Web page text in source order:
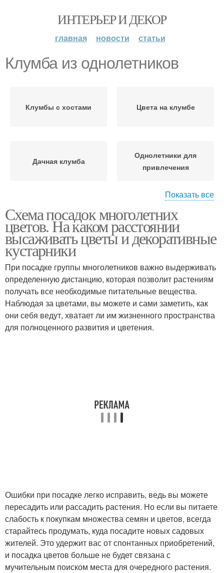
ИНТЕРЬЕР И ДЕКОР
главная новости статьи
Клумба из однолетников
Клумбы с хостами Цвета на клумбе
Дачная клумба
Однолетники для
привлечения
Цвета для клумбы
цветов
Цвета для высокой
клумбы
Клумба из
многолетников
Клумбы из
многолетников
Многолетний клумба
Показать все
Схема посадок многолетних
цветов. На каком расстоянии
высаживать цветы и декоративные
кустарники
При посадке группы многолетников важно выдерживать
определенную дистанцию, которая позволит растениям
получать все необходимые питательные вещества.
Наблюдая за цветами, вы можете и сами заметить, как
они себя ведут, хватает ли им жизненного пространства
для полноценного развития и цветения.
Ошибки при посадке легко исправить, ведь вы можете
пересадить или рассадить растения. Но если вы питаете
слабость к покупкам множества семян и цветов, всегда
старайтесь продумать, куда посадите новых садовых
жителей. Это удержит вас от спонтанных приобретений,
и посадка цветов больше не будет связана с
мучительным поиском места для очередного растения.